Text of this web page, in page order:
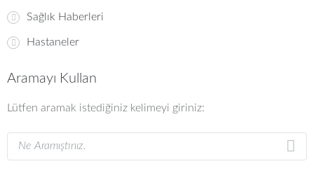
Sağlık Haberleri
Hastaneler
Aramayı Kullan
Lütfen aramak istediğiniz kelimeyi giriniz: